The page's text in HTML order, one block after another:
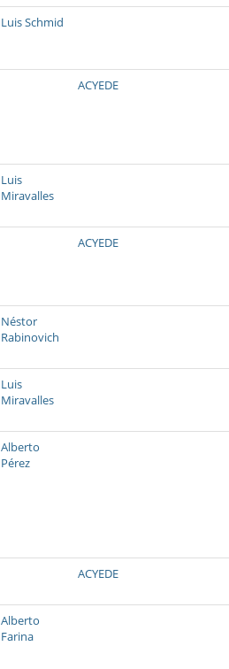
Luis Schmid
ACYEDE
Luis
Miravalles
ACYEDE
Néstor
Rabinovich
Luis
Miravalles
Alberto
Pérez
ACYEDE
Alberto
Farina